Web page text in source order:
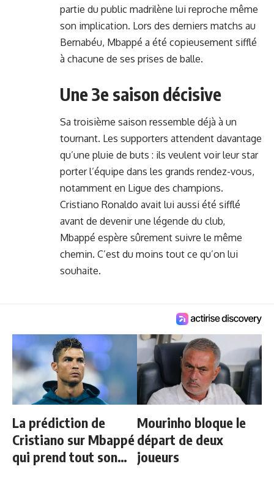
partie du public madrilène lui reproche même
son implication. Lors des derniers matchs au
Bernabéu, Mbappé a été copieusement sifflé
à chacune de ses prises de balle.
Une 3e saison décisive
Sa troisième saison ressemble déjà à un
tournant. Les supporters attendent davantage
qu’une pluie de buts : ils veulent voir leur star
porter l’équipe dans les grands rendez-vous,
notamment en Ligue des champions.
Cristiano Ronaldo avait lui aussi été sifflé
avant de devenir une légende du club,
Mbappé espère sûrement suivre le même
chemin. C’est du moins tout ce qu’on lui
souhaite.
La prédiction de
Cristiano sur Mbappé
qui prend tout son
Mourinho bloque le
départ de deux
joueurs